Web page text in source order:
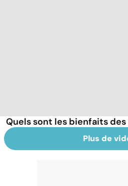
Quels sont les bienfaits des
Plus de